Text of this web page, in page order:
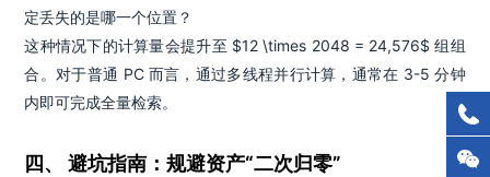
定丢失的是哪一个位置？
这种情况下的计算量会提升至 $12 \times 2048 = 24,576$ 组组
合。对于普通 PC 而言，通过多线程并行计算，通常在 3-5 分钟
内即可完成全量检索。
四、 避坑指南：规避资产“二次归零”